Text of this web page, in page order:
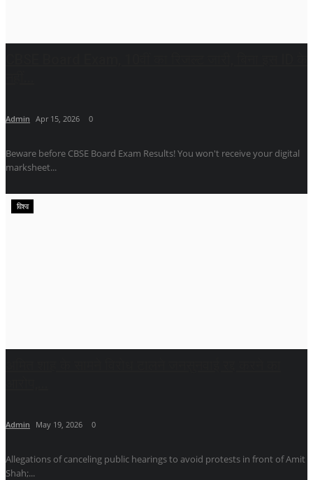
Admin Apr 15, 2026 0
Beware before CBSE Board Exam Results! You won't receive your digital
marksheet...
विश्व
Admin May 19, 2026 0
Allegations of canceling public hearings to avoid protests in front of Amit
Shah;...